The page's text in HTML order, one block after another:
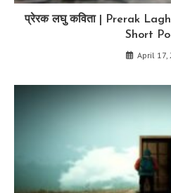
प्रेरक लघु कविता | Prerak
Short
April 17,